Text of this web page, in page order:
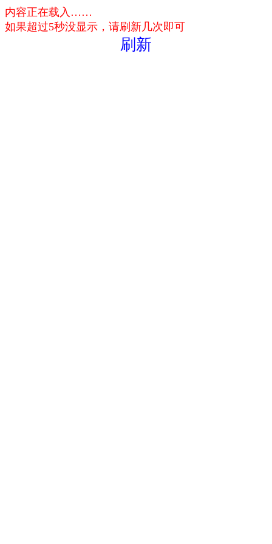
内容正在载入……
如果超过5秒没显示，请刷新几次即可
刷新